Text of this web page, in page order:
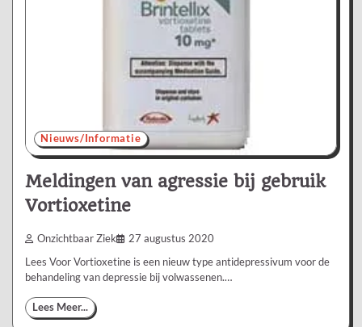
Nieuws/Informatie
Meldingen van agressie bij gebruik
Vortioxetine
Onzichtbaar Ziek 27 augustus 2020
Lees Voor Vortioxetine is een nieuw type antidepressivum voor de
behandeling van depressie bij volwassenen.…
Lees Meer...